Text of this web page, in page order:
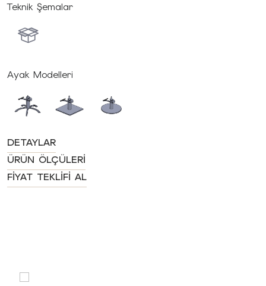
Teknik Şemalar
Ayak Modelleri
DETAYLAR
ÜRÜN ÖLÇÜLERI
FIYAT TEKLIFI AL